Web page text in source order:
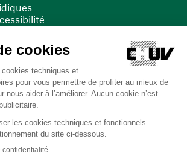
fenêtre)
(ouvre une nouvelle fenêtre)